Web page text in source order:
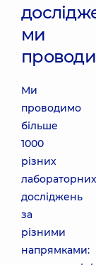
ми
Ми
проводимо
більше
1000
різних
лабораторних
досліджень
за
різними
напрямками: